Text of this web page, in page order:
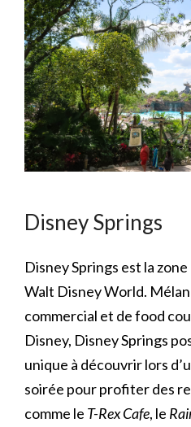
Disney Springs
Disney Springs est la
Walt Disney World.
commercial et de food
Disney, Disney Springs
unique à découvrir lors
soirée pour profiter des
comme le T-Rex Cafe, le